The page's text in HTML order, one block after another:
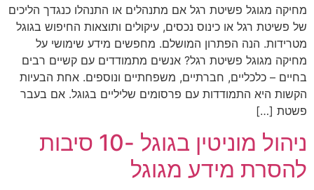
מחיקה מגוגל פשיטת רגל אם מתנהלים או התנהלו כנגדך הליכים
של פשיטת רגל או כינוס נכסים, עיקולים ותוצאות החיפוש בגוגל
מטרידות. הנה הפתרון המושלם. מחפשים מידע שימושי על
מחיקה מגוגל פשיטת רגל? אנשים מתמודדים עם קשיים רבים
בחיים – כלכליים, חברתיים, משפחתיים ונוספים. אחת הבעיות
הקשות היא התמודדות עם פרסומים שליליים בגוגל. אם בעבר
פשטת […]
ניהול מוניטין בגוגל -10 סיבות
להסרת מידע מגוגל